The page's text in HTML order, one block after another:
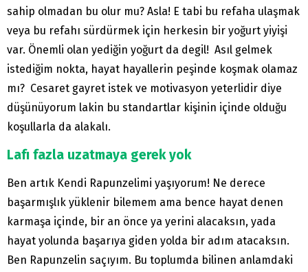
sahip olmadan bu olur mu? Asla! E tabi bu refaha ulaşmak
veya bu refahı sürdürmek için herkesin bir yoğurt yiyişi
var. Önemli olan yediğin yoğurt da degil! Asıl gelmek
istediğim nokta, hayat hayallerin peşinde koşmak olamaz
mı? Cesaret gayret istek ve motivasyon yeterlidir diye
düşünüyorum lakin bu standartlar kişinin içinde olduğu
koşullarla da alakalı.
Lafı fazla uzatmaya gerek yok
Ben artık Kendi Rapunzelimi yaşıyorum! Ne derece
başarmışlık yüklenir bilemem ama bence hayat denen
karmaşa içinde, bir an önce ya yerini alacaksın, yada
hayat yolunda başarıya giden yolda bir adım atacaksın.
Ben Rapunzelin saçıyım. Bu toplumda bilinen anlamdaki